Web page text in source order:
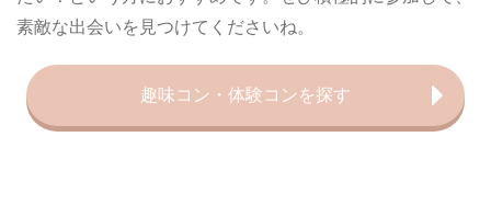
素敵な出会いを見つけてくださいね。
趣味コン・体験コンを探す